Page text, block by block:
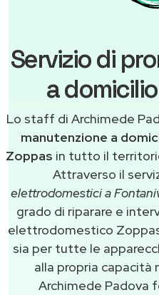
Servizio di
a
Lo staff di Archimede
manutenzione a
Zoppas in tutto il
Attraverso il
elettrodomestici a
grado di riparare e
elettrodomestico
sia per tutte le
alla propria capacità
Archimede Padova